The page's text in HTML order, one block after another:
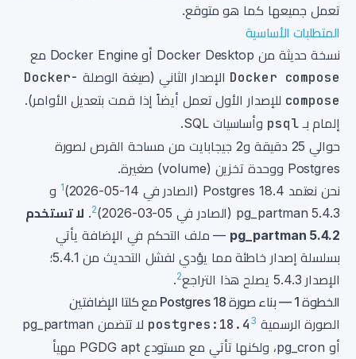
تعمل جميعها كما هو متوقع.
المتطلبات الأساسية
نسخة حديثة من Docker Desktop أو Docker Engine مع
Docker compose الإصدار الثاني (صيغة الوصلة Docker-
compose للإصدار الأول تعمل أيضاً إذا قمت بتعديل الأوامر).
إلمام بـpsql وأساسيات SQL.
حوالي 25 دقيقة و2 جيجابايت من مساحة القرص لصورة
Postgres ووحدة تخزين (volume) صغيرة.
نحن نعتمد Postgres 18.4 (الصادر في 14-05-2026)
1 و
pg_partman 5.4.3 (الصادر في 05-03-2026)
2
. لا تستخدم
pg_partman 5.4.2 — ملف التحكم في الإضافة يأتي
بسلسلة إصدار خاطئة مما يؤدي لفشل التحديث من 5.4.1؛
الإصدار 5.4.3 يصلح هذا التراجع
2
.
الخطوة 1 — بناء صورة Postgres 18 مع كلتا الإضافتين
الصورة الرسمية
postgres:18.4 3
لا تتضمن pg_partman
أو pg_cron، ولكنها تأتي مع مستودع PGDG apt مهيأ